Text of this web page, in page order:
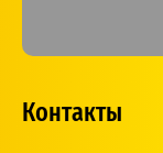
Контакты